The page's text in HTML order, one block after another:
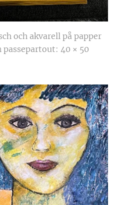
och akvarell på papper
passepartout: 40 × 50